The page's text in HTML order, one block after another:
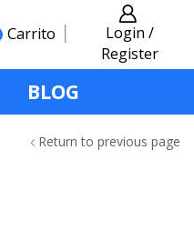
Carrito
Login /
Register
BLOG
Return to previous page